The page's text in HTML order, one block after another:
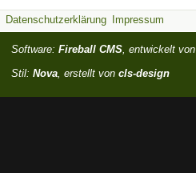
Datenschutzerklärung Impressum
Software: Fireball CMS, entwickelt von
Stil: Nova, erstellt von cls-design